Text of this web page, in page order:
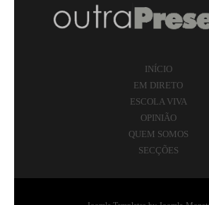
INÍCIO
EM DIRETO
ESCOLA VIVA
OPINIÃO
QUEM SOMOS
SECÇÕES